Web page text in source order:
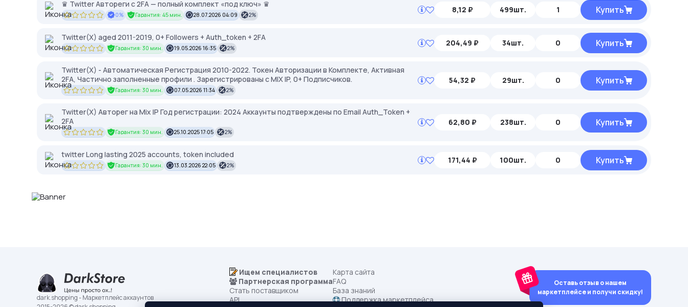
♛ Twitter Автореги с 2FA — полный комплект «под ключ» ♛
0% Гарантия: 45 мин. 28.07.2026 04:09 2%
8,12 ₽ 499шт. 1 Купить
Twitter(X) aged 2011-2019, 0+ Followers + Auth_token + 2FA
Гарантия: 30 мин. 19.05.2026 16:35 2%
204,49 ₽ 34шт. 0 Купить
Twitter(X) - Автоматическая Регистрация 2010-2022. Токен Авторизации в Комплекте, Активная
2FA, Частично заполненные профили . Зарегистрированы с MIX IP, 0+ Подписчиков.
Гарантия: 30 мин. 07.05.2026 11:34 2%
54,32 ₽ 29шт. 0 Купить
Twitter(X) Авторег на Mix IP Год регистрации: 2024 Аккаунты подтверждены по Email Auth_Token +
2FA
Гарантия: 30 мин. 25.10.2025 17:05 2%
62,80 ₽ 238шт. 0 Купить
twitter Long lasting 2025 accounts, token included
Гарантия: 30 мин. 13.03.2026 22:05 2%
171,44 ₽ 100шт. 0 Купить
dark.shopping - Маркетплейс аккаунтов
Ищем специалистов
Партнерская программа
Стать поставщиком
API
Карта сайта
FAQ
База знаний
Поддержка маркетплейса
Оставь отзыв о нашем
маркетплейсе и получи скидку!